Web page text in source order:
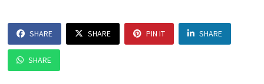
SHARE SHARE PIN IT SHARE
SHARE